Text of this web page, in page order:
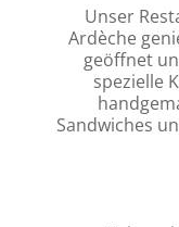
Unser
Ardèche
geöffnet
spezielle
Sandwiches